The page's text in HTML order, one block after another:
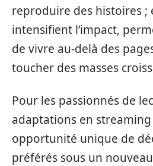
reproduire des histoires ;
intensifient l’impact,
de vivre au-delà des
toucher des masses
Pour les passionnés de
adaptations en
opportunité unique de
préférés sous un